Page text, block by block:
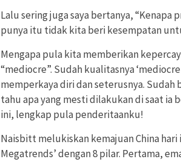
Lalu sering juga saya bertanya,
punya itu tidak kita beri kesempatan
Mengapa pula kita memberikan
“mediocre”. Sudah kualitasnya
memperkaya diri dan seterusnya.
tahu apa yang mesti dilakukan di saat ia
ini, lengkap pula penderitaanku!
Naisbitt melukiskan kemajuan China hari
Megatrends’ dengan 8 pilar. Pertama,